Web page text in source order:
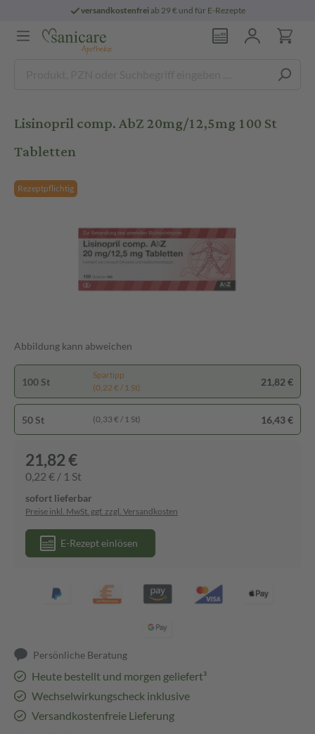
versandkostenfreiab 29 € und für E-Rezepte
Lisinopril comp. AbZ 20mg/12,5mg 100 St
Tabletten
Rezeptpflichtig
Abbildung kann abweichen
100 St
Spartipp
(0,22 € / 1 St)
21,82 €
50 St (0,33 € / 1 St) 16,43 €
21,82 €
0,22 € / 1 St
sofort lieferbar
Preise inkl. MwSt. ggf. zzgl. Versandkosten
E-Rezept einlösen
Persönliche Beratung
Heute bestellt und morgen geliefert³
Wechselwirkungscheck inklusive
Versandkostenfreie Lieferung